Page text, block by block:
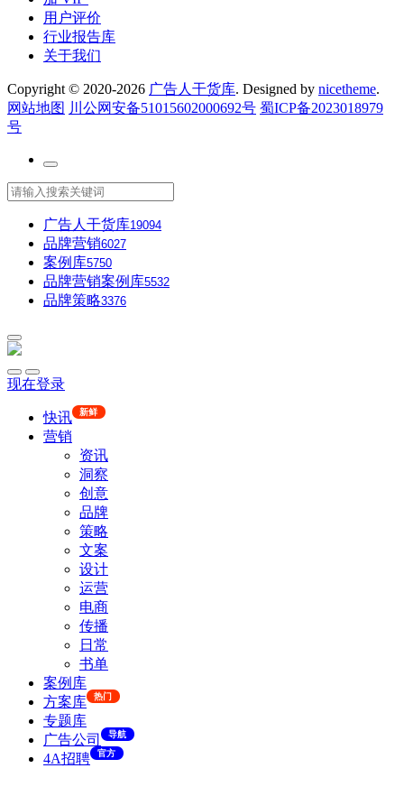
用户评价
行业报告库
关于我们
Copyright © 2020-2026 广告人干货库. Designed by nicetheme.
网站地图 川公网安备51015602000692号 蜀ICP备2023018979
号
广告人干货库19094
品牌营销6027
案例库5750
品牌营销案例库5532
品牌策略3376
现在登录
快讯 新鲜
营销
资讯
洞察
创意
品牌
策略
文案
设计
运营
电商
传播
日常
书单
案例库
方案库
热门
专题库
广告公司
导航
4A招聘 官方